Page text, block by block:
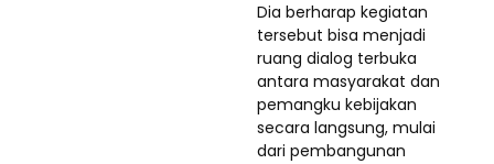
Dia berharap kegiatan
tersebut bisa menjadi
ruang dialog terbuka
antara masyarakat dan
pemangku kebijakan
secara langsung, mulai
dari pembangunan